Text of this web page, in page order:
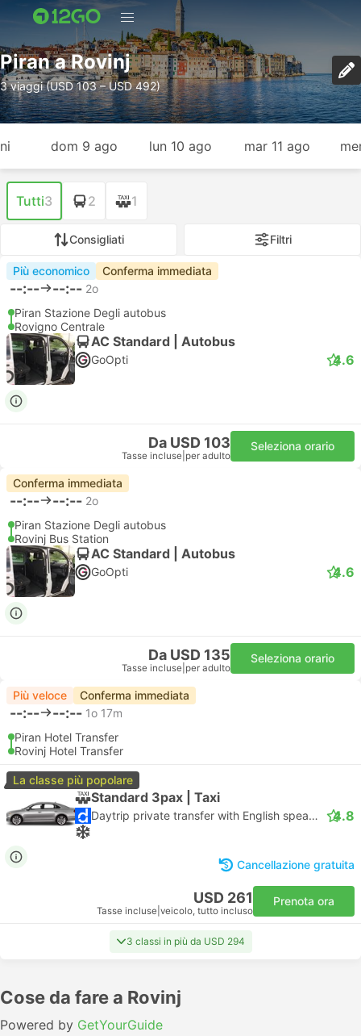
Piran a Rovinj
3 viaggi (USD 103 – USD 492)
dom 9 ago lun 10 ago mar 11 ago
Tutti3 2 1
Consigliati Filtri
Più economico Conferma immediata
--:-- --:-- 2o
Piran Stazione Degli autobus
Rovigno Centrale
AC Standard | Autobus
GoOpti 4.6
Da USD 103
Tasse incluse per adulto
Seleziona orario
Conferma immediata
--:-- --:-- 2o
Piran Stazione Degli autobus
Rovinj Bus Station
AC Standard | Autobus
GoOpti 4.6
Da USD 135
Tasse incluse per adulto
Seleziona orario
Più veloce Conferma immediata
--:-- --:-- 1o 17m
Piran Hotel Transfer
Rovinj Hotel Transfer
La classe più popolare
Standard 3pax | Taxi
Daytrip private transfer with English speaking driver 4.8
Cancellazione gratuita
USD 261
Tasse incluse veicolo, tutto incluso
Prenota ora
3 classi in più da USD 294
Cose da fare a Rovinj
Powered by GetYourGuide